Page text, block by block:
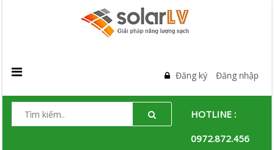
Đăng ký Đăng nhập
HOTLINE :
0972.872.456